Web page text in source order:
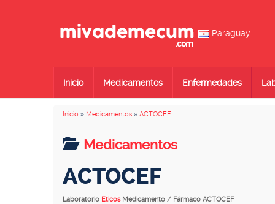
Paraguay
Inicio Medicamentos Enfermedades
Inicio » Medicamentos » ACTOCEF
Medicamentos
ACTOCEF
Laboratorio Eticos Medicamento / Fármaco ACTOCEF